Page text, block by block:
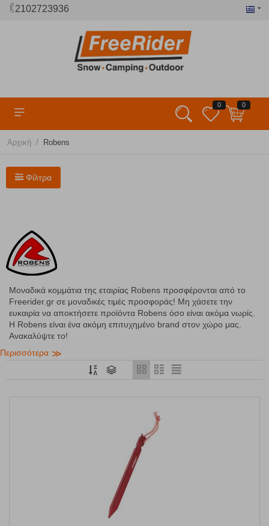
2102723936
0 0
Αρχική / Robens
Φίλτρα
Μοναδικά κομμάτια της εταιρίας Robens προσφέρονται από το
Freerider.gr σε μοναδικές τιμές προσφοράς! Μη χάσετε την
ευκαιρία να αποκτήσετε προϊόντα Robens όσο είναι ακόμα νωρίς.
Η Robens είναι ένα ακόμη επιτυχημένο brand στον χώρο μας.
Ανακαλύψτε το!
Περισσότερα